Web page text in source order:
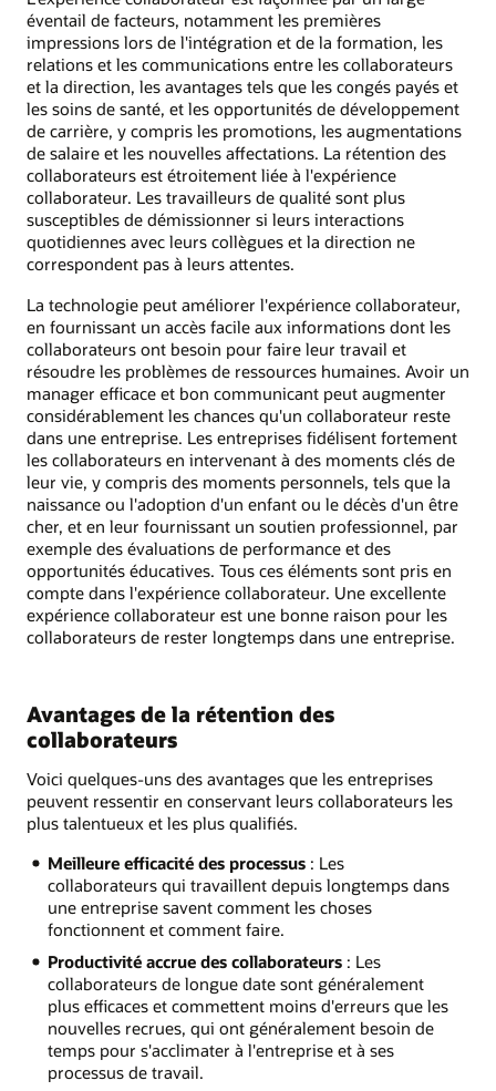
éventail de facteurs, notamment les premières
impressions lors de l'intégration et de la formation, les
relations et les communications entre les collaborateurs
et la direction, les avantages tels que les congés payés et
les soins de santé, et les opportunités de développement
de carrière, y compris les promotions, les augmentations
de salaire et les nouvelles affectations. La rétention des
collaborateurs est étroitement liée à l'expérience
collaborateur. Les travailleurs de qualité sont plus
susceptibles de démissionner si leurs interactions
quotidiennes avec leurs collègues et la direction ne
correspondent pas à leurs attentes.
La technologie peut améliorer l'expérience collaborateur,
en fournissant un accès facile aux informations dont les
collaborateurs ont besoin pour faire leur travail et
résoudre les problèmes de ressources humaines. Avoir un
manager efficace et bon communicant peut augmenter
considérablement les chances qu'un collaborateur reste
dans une entreprise. Les entreprises fidélisent fortement
les collaborateurs en intervenant à des moments clés de
leur vie, y compris des moments personnels, tels que la
naissance ou l'adoption d'un enfant ou le décès d'un être
cher, et en leur fournissant un soutien professionnel, par
exemple des évaluations de performance et des
opportunités éducatives. Tous ces éléments sont pris en
compte dans l'expérience collaborateur. Une excellente
expérience collaborateur est une bonne raison pour les
collaborateurs de rester longtemps dans une entreprise.
Avantages de la rétention des
collaborateurs
Voici quelques-uns des avantages que les entreprises
peuvent ressentir en conservant leurs collaborateurs les
plus talentueux et les plus qualifiés.
Meilleure efficacité des processus: Les
collaborateurs qui travaillent depuis longtemps dans
une entreprise savent comment les choses
fonctionnent et comment faire.
Productivité accrue des collaborateurs: Les
collaborateurs de longue date sont généralement
plus efficaces et commettent moins d'erreurs que les
nouvelles recrues, qui ont généralement besoin de
temps pour s'acclimater à l'entreprise et à ses
processus de travail.